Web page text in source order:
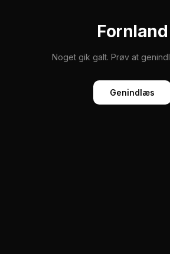
Fornland
Noget gik galt. Prøv at
Genindlæs